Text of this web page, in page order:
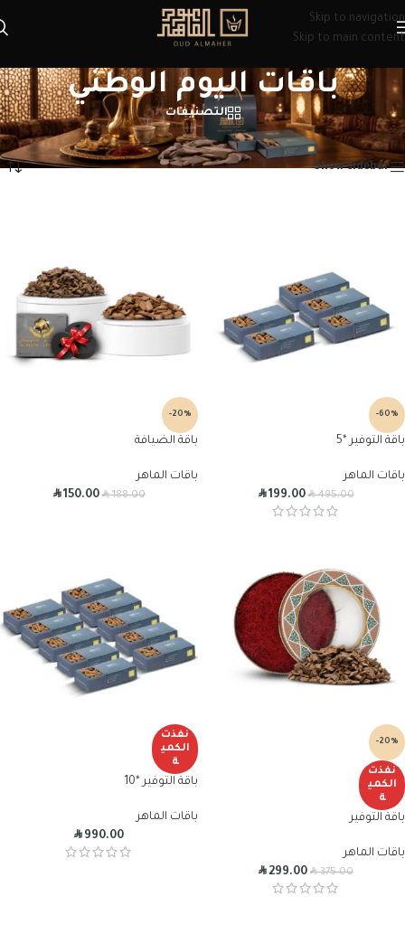
Skip to navigation
Skip to main content
باقات اليوم الوطني
التصنيفات
الرئيسية/منتجات تحت الوسم “باقات اليوم الوطني” عرض ⁦5⁩ من كل النتائج
Show sidebar
-60%
باقة التوفير *5
باقات الماهر
R495.00
R199.00
-20%
باقة الضيافة
باقات الماهر
R188.00
R150.00
-20%
نفذت
الكمي
ة
باقة التوفير
باقات الماهر
R375.00
R299.00
نفذت
الكمي
ة
باقة التوفير *10
باقات الماهر
R990.00